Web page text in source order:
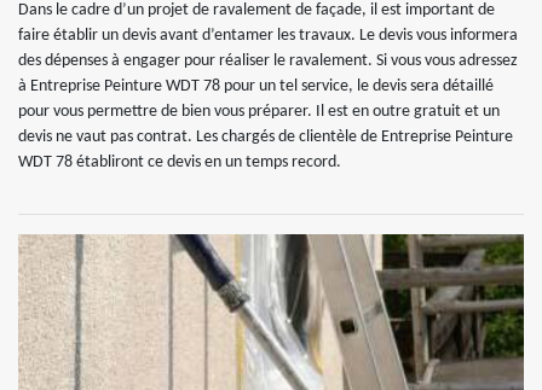
Dans le cadre d’un projet de ravalement de façade, il est important de
faire établir un devis avant d’entamer les travaux. Le devis vous informera
des dépenses à engager pour réaliser le ravalement. Si vous vous adressez
à Entreprise Peinture WDT 78 pour un tel service, le devis sera détaillé
pour vous permettre de bien vous préparer. Il est en outre gratuit et un
devis ne vaut pas contrat. Les chargés de clientèle de Entreprise Peinture
WDT 78 établiront ce devis en un temps record.